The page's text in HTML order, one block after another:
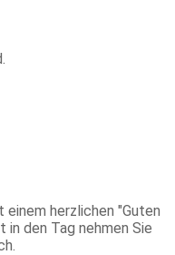
herzlichen "Guten
in den Tag nehmen Sie